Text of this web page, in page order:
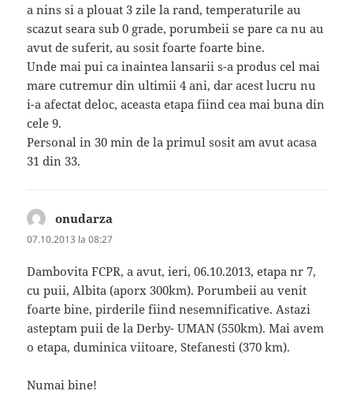
a nins si a plouat 3 zile la rand, temperaturile au
scazut seara sub 0 grade, porumbeii se pare ca nu au
avut de suferit, au sosit foarte foarte bine.
Unde mai pui ca inaintea lansarii s-a produs cel mai
mare cutremur din ultimii 4 ani, dar acest lucru nu
i-a afectat deloc, aceasta etapa fiind cea mai buna din
cele 9.
Personal in 30 min de la primul sosit am avut acasa
31 din 33.
onudarza
07.10.2013 la 08:27
Dambovita FCPR, a avut, ieri, 06.10.2013, etapa nr 7,
cu puii, Albita (aporx 300km). Porumbeii au venit
foarte bine, pirderile fiind nesemnificative. Astazi
asteptam puii de la Derby- UMAN (550km). Mai avem
o etapa, duminica viitoare, Stefanesti (370 km).
Numai bine!